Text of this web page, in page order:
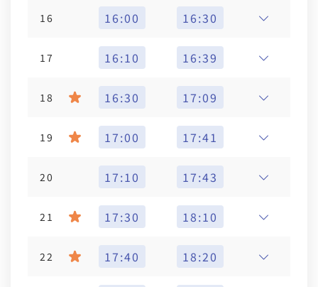
16 16:00 16:30
17 16:10 16:39
18 16:30 17:09
19 17:00 17:41
20 17:10 17:43
21 17:30 18:10
22 17:40 18:20